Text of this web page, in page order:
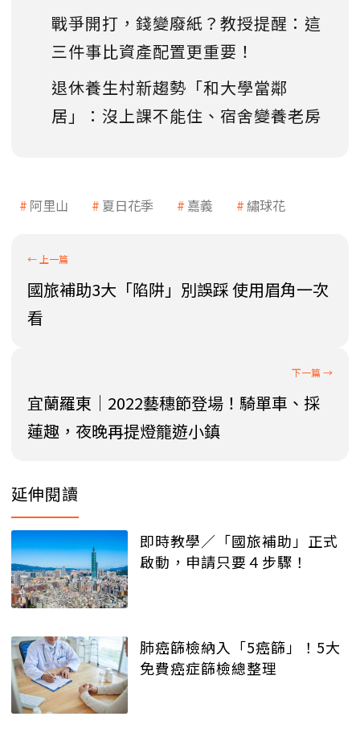
戰爭開打，錢變廢紙？教授提醒：這
三件事比資產配置更重要！
退休養生村新趨勢「和大學當鄰
居」：沒上課不能住、宿舍變養老房
阿里山 夏日花季 嘉義 繡球花
國旅補助3大「陷阱」別誤踩 使用眉角一次
看
宜蘭羅東│2022藝穗節登場！騎單車、採
蓮趣，夜晚再提燈籠遊小鎮
延伸閱讀
即時教學／「國旅補助」正式
啟動，申請只要４步驟！
肺癌篩檢納入「5癌篩」！5大
免費癌症篩檢總整理